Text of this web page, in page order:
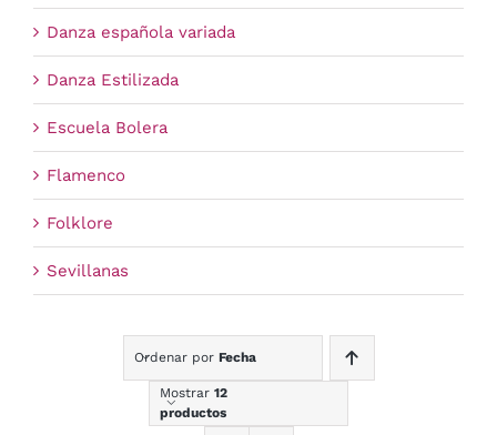
Carrito
Danza española variada
Danza Estilizada
Escuela Bolera
Flamenco
Folklore
Sevillanas
Ordenar por Fecha
Mostrar 12
productos